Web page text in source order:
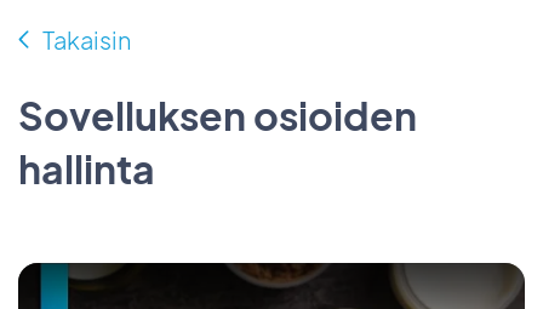
Takaisin
Sovelluksen osioiden
hallinta